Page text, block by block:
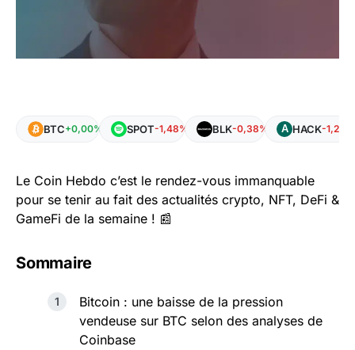
BTC+0,00% SPOT-1,48% BLK-0,38% HACK-1,27%
Le Coin Hebdo c’est le rendez-vous immanquable
pour se tenir au fait des actualités crypto, NFT, DeFi &
GameFi de la semaine ! 📰
Sommaire
Bitcoin : une baisse de la pression
vendeuse sur BTC selon des analyses de
Coinbase